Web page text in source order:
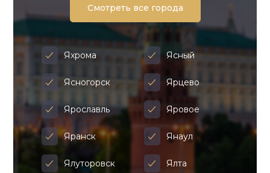
Смотреть все города
Яхрома Ясный
Ясногорск Ярцево
Ярославль Яровое
Яранск Янаул
Ялуторовск Ялта